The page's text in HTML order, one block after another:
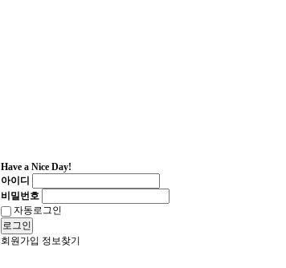
Have a Nice Day!
아이디
비밀번호
자동로그인
로그인
회원가입 정보찾기